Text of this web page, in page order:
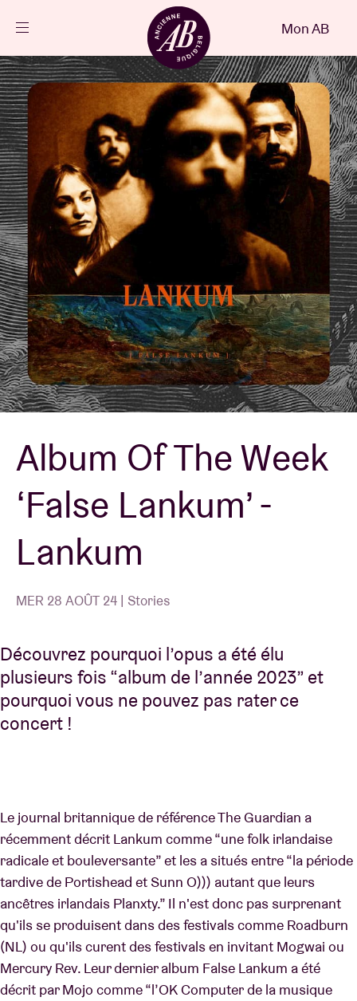
FR
Agenda
Projets
Actualités
Infos visiteurs
AB ❤ you
Location de salles
BRDCST
ABtv
Chèque-concert
À propos de l'AB
Contact
Mon AB
Album Of The Week
‘False Lankum’ -
Lankum
MER 28 AOÛT 24 | Stories
Découvrez pourquoi l’opus a été élu
plusieurs fois “album de l’année 2023” et
pourquoi vous ne pouvez pas rater ce
concert !
Le journal britannique de référence The Guardian a
récemment décrit Lankum comme “une folk irlandaise
radicale et bouleversante” et les a situés entre “la période
tardive de Portishead et Sunn O))) autant que leurs
ancêtres irlandais Planxty.” Il n'est donc pas surprenant
qu'ils se produisent dans des festivals comme Roadburn
(NL) ou qu'ils curent des festivals en invitant Mogwai ou
Mercury Rev. Leur dernier album False Lankum a été
décrit par Mojo comme “l’OK Computer de la musique